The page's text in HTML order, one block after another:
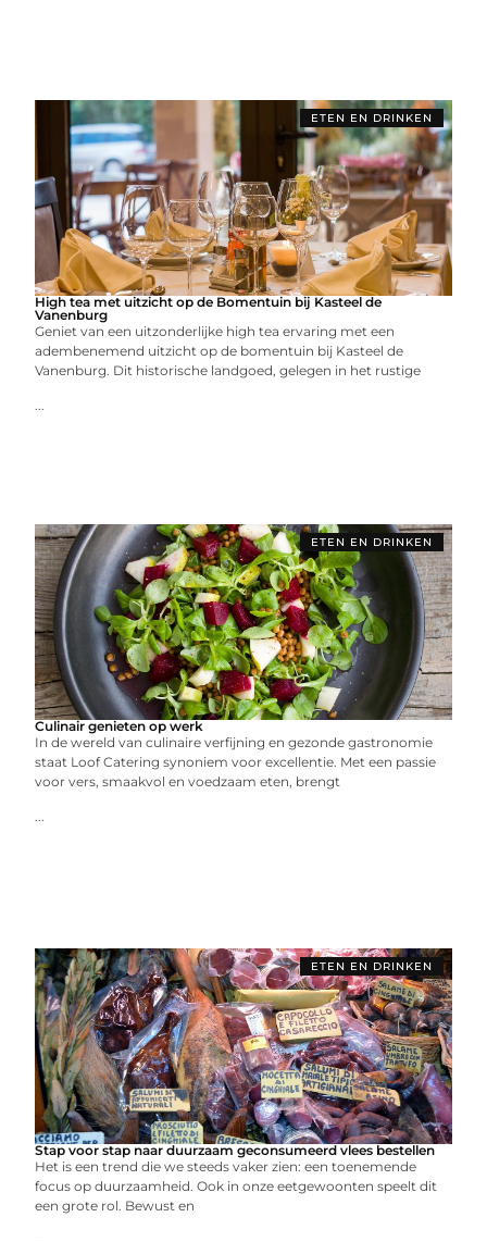
ETEN EN DRINKEN
High tea met uitzicht op de Bomentuin bij Kasteel de
Vanenburg
Geniet van een uitzonderlijke high tea ervaring met een
adembenemend uitzicht op de bomentuin bij Kasteel de
Vanenburg. Dit historische landgoed, gelegen in het rustige
...
ETEN EN DRINKEN
Culinair genieten op werk
In de wereld van culinaire verfijning en gezonde gastronomie
staat Loof Catering synoniem voor excellentie. Met een passie
voor vers, smaakvol en voedzaam eten, brengt
...
ETEN EN DRINKEN
Stap voor stap naar duurzaam geconsumeerd vlees bestellen
Het is een trend die we steeds vaker zien: een toenemende
focus op duurzaamheid. Ook in onze eetgewoonten speelt dit
een grote rol. Bewust en